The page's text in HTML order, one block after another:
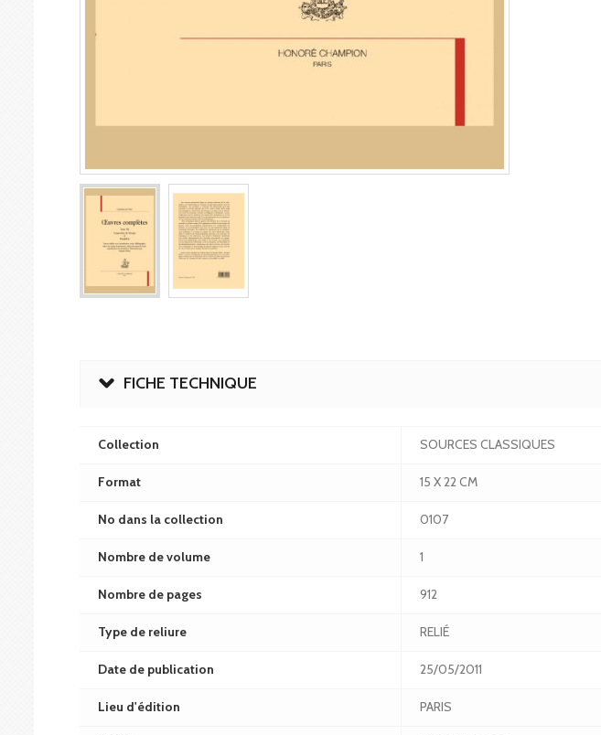
FICHE TECHNIQUE
Collection SOURCES CLASSIQUES
Format 15 X 22 CM
No dans la collection 0107
Nombre de volume 1
Nombre de pages 912
Type de reliure RELIÉ
Date de publication 25/05/2011
Lieu d'édition PARIS